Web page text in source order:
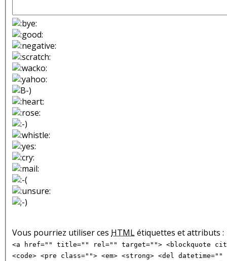
Vous pourriez utiliser ces HTMLétiquettes et attributs :
<a href="" title="" rel="" target=""> <blockquote
<code> <pre class=""> <em> <strong> <del